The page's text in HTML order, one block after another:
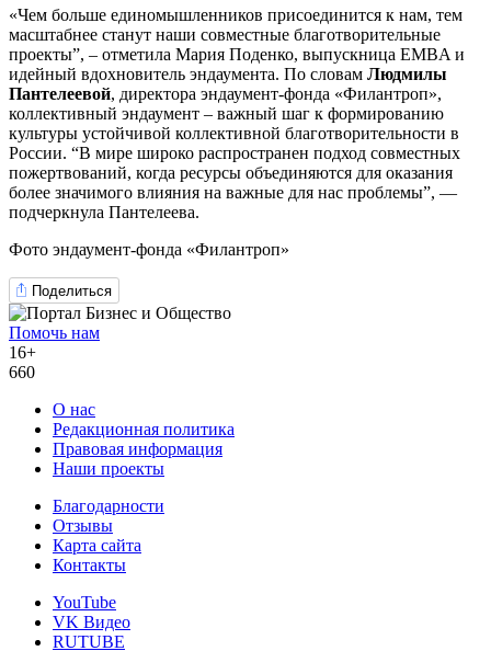
«Чем больше единомышленников присоединится к нам, тем
масштабнее станут наши совместные благотворительные
проекты”, – отметила Мария Поденко, выпускница EMBA и
идейный вдохновитель эндаумента. По словам Людмилы
Пантелеевой, директора эндаумент-фонда «Филантроп»,
коллективный эндаумент – важный шаг к формированию
культуры устойчивой коллективной благотворительности в
России. “В мире широко распространен подход совместных
пожертвований, когда ресурсы объединяются для оказания
более значимого влияния на важные для нас проблемы”, —
подчеркнула Пантелеева.
Фото эндаумент-фонда «Филантроп»
Поделиться
Помочь нам
16+
660
О нас
Редакционная политика
Правовая информация
Наши проекты
Благодарности
Отзывы
Карта сайта
Контакты
YouTube
VK Видео
RUTUBE